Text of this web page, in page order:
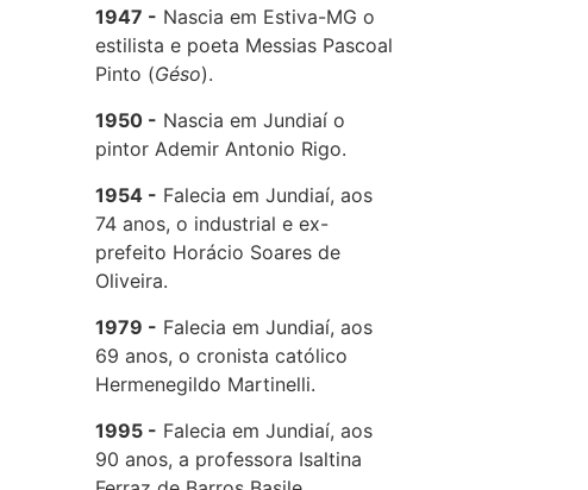
1947
Nascia em Estiva-MG o
estilista e poeta Messias Pascoal
Pinto (Géso).
1950
Nascia em Jundiaí o
pintor Ademir Antonio Rigo.
1954
Falecia em Jundiaí, aos
74 anos, o industrial e ex-
prefeito Horácio Soares de
Oliveira.
1979
Falecia em Jundiaí, aos
69 anos, o cronista católico
Hermenegildo Martinelli.
1995
Falecia em Jundiaí, aos
90 anos, a professora Isaltina